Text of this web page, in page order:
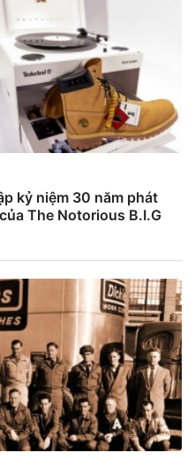
kỷ niệm 30 năm phát
The Notorious B.I.G